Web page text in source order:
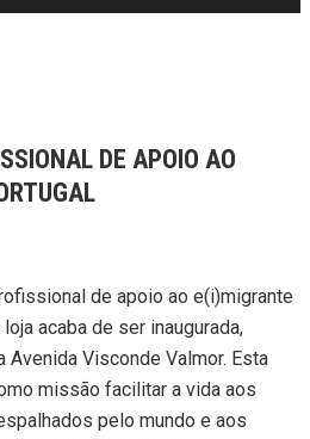
DE APOIO AO
de apoio ao e(i)migrante
acaba de ser inaugurada,
Avenida Visconde Valmor. Esta
missão facilitar a vida aos
pelo mundo e aos